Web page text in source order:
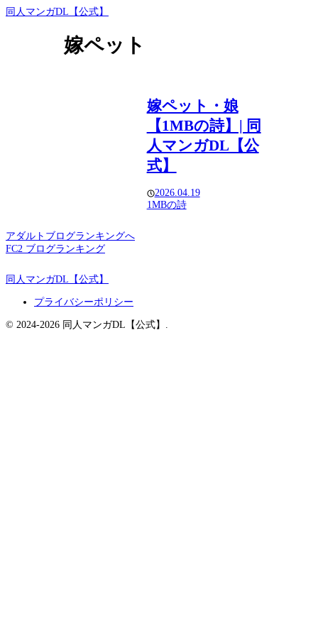
同人マンガDL【公式】
嫁ペット
嫁ペット・娘
【1MBの詩】| 同
人マンガDL【公
式】
2026.04.19
1MBの詩
アダルトブログランキングへ
FC2 ブログランキング
同人マンガDL【公式】
プライバシーポリシー
© 2024-2026 同人マンガDL【公式】.